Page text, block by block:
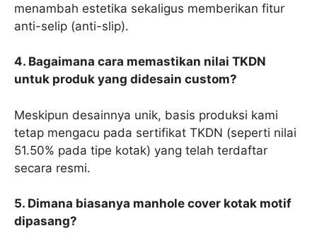
menambah estetika sekaligus memberikan fitur
anti-selip (anti-slip).
4. Bagaimana cara memastikan nilai TKDN
untuk produk yang didesain custom?
Meskipun desainnya unik, basis produksi kami
tetap mengacu pada sertifikat TKDN (seperti nilai
51.50% pada tipe kotak) yang telah terdaftar
secara resmi.
5. Dimana biasanya manhole cover kotak motif
dipasang?